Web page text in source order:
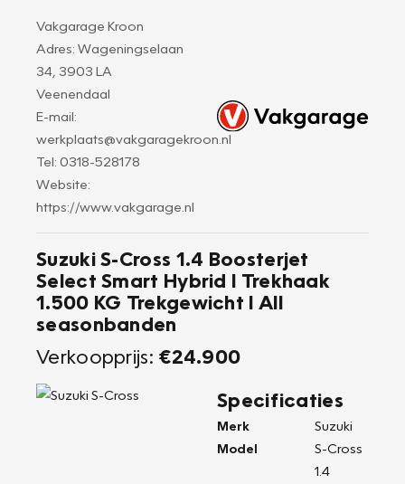
Vakgarage Kroon
Adres: Wageningselaan
34, 3903 LA
Veenendaal
E-mail:
werkplaats@vakgaragekroon.nl
Tel: 0318-528178
Website:
https://www.vakgarage.nl
Suzuki S-Cross 1.4 Boosterjet
Select Smart Hybrid I Trekhaak
1.500 KG Trekgewicht I All
seasonbanden
Verkoopprijs: €24.900
Specificaties
Merk
Suzuki
Model
S-Cross
1.4